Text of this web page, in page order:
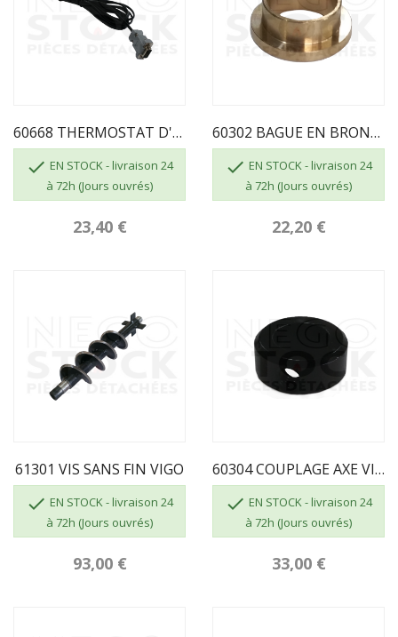
60668 THERMOSTAT D'AMBIANCE 60667 ECOFOREST
 EN STOCK - livraison 24
à 72h (Jours ouvrés)
23,40 €
60302 BAGUE EN BRONZE VIS SANS FIN ECOFOREST
 EN STOCK - livraison 24
à 72h (Jours ouvrés)
22,20 €
61301 VIS SANS FIN VIGO
 EN STOCK - livraison 24
à 72h (Jours ouvrés)
93,00 €
60304 COUPLAGE AXE VIS SANS FIN
 EN STOCK - livraison 24
à 72h (Jours ouvrés)
33,00 €